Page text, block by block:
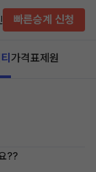
빠른승계 신청
가격표제원
??